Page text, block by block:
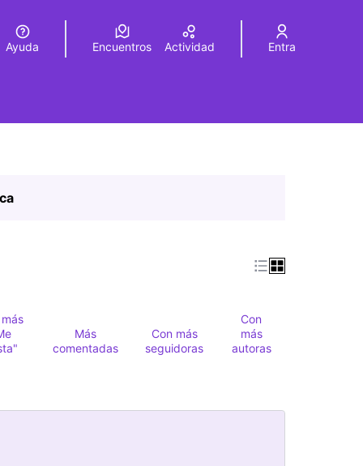
Elegir el idioma Choose language
Ayuda Encuentros Actividad Entra
Más
comentadas
Con más
seguidoras
Con
más
autoras